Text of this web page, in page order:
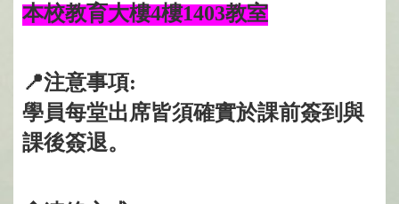
本校教育大樓4樓1403教室
📍注意事項:
學員每堂出席皆須確實於課前簽到與
課後簽退。